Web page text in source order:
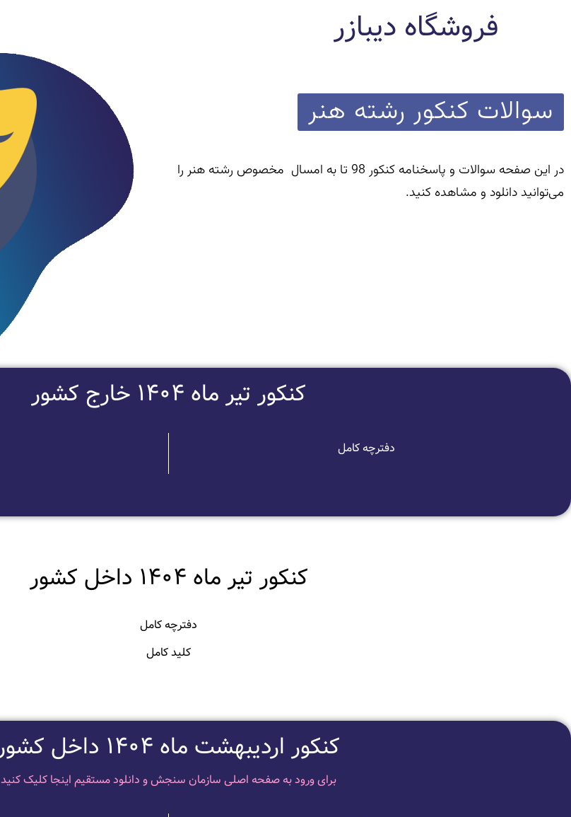
فروشگاه دیبازر
سوالات کنکور رشته هنر
در این صفحه سوالات و پاسخنامه کنکور 98 تا به امسال مخصوص رشته هنر را
می‌توانید دانلود و مشاهده کنید.
کنکور تیر ماه 1404 خارج کشور
دفترچه کامل
کنکور تیر ماه 1404 داخل کشور
دفترچه کامل
کلید کامل
کنکور اردیبهشت ماه 1404 داخل کشور
برای ورود به صفحه اصلی سازمان سنجش و دانلود مستقیم اینجا کلیک کنید